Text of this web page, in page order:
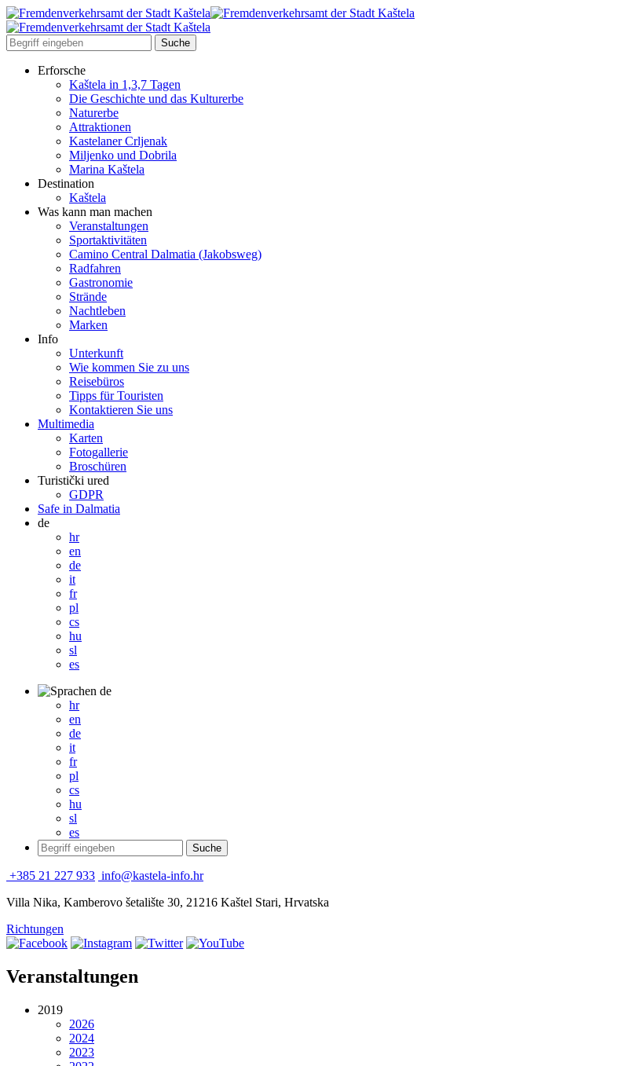
Erforsche
Kaštela in 1,3,7 Tagen
Die Geschichte und das Kulturerbe
Naturerbe
Attraktionen
Kastelaner Crljenak
Miljenko und Dobrila
Marina Kaštela
Destination
Kaštela
Was kann man machen
Veranstaltungen
Sportaktivitäten
Camino Central Dalmatia (Jakobsweg)
Radfahren
Gastronomie
Strände
Nachtleben
Marken
Info
Unterkunft
Wie kommen Sie zu uns
Reisebüros
Tipps für Touristen
Kontaktieren Sie uns
Multimedia
Karten
Fotogallerie
Broschüren
Turistički ured
GDPR
Safe in Dalmatia
de
hr
en
de
it
fr
pl
cs
hu
sl
es
de
hr
en
de
it
fr
pl
cs
hu
sl
es
+385 21 227 933 info@kastela-info.hr
Villa Nika, Kamberovo šetalište 30, 21216 Kaštel Stari, Hrvatska
Richtungen
Veranstaltungen
2019
2026
2024
2023